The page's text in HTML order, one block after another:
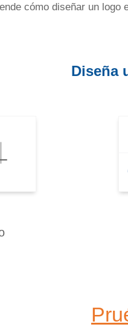
cómo diseñar un
Diseña